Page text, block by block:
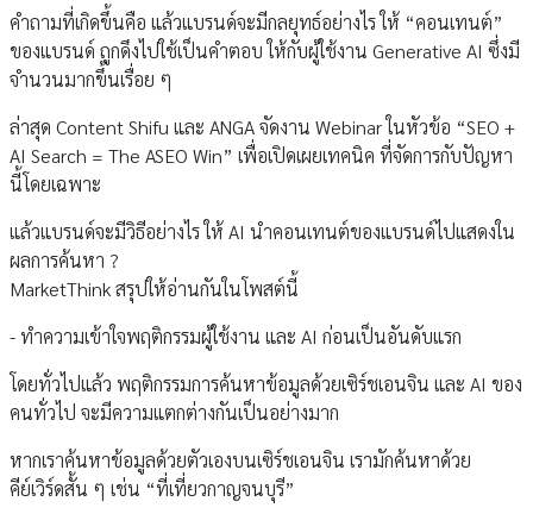
คำถามที่เกิดขึ้นคือ แล้วแบรนด์จะมีกลยุทธ์อย่างไร ให้ “คอนเทนต์”
ของแบรนด์ ถูกดึงไปใช้เป็นคำตอบ ให้กับผู้ใช้งาน Generative AI ซึ่งมี
จำนวนมากขึ้นเรื่อย ๆ
ล่าสุด Content Shifu และ ANGA จัดงาน Webinar ในหัวข้อ “SEO +
AI Search = The ASEO Win” เพื่อเปิดเผยเทคนิค ที่จัดการกับปัญหา
นี้โดยเฉพาะ
แล้วแบรนด์จะมีวิธีอย่างไร ให้ AI นำคอนเทนต์ของแบรนด์ไปแสดงใน
ผลการค้นหา ?
MarketThink สรุปให้อ่านกันในโพสต์นี้
- ทำความเข้าใจพฤติกรรมผู้ใช้งาน และ AI ก่อนเป็นอันดับแรก
โดยทั่วไปแล้ว พฤติกรรมการค้นหาข้อมูลด้วยเซิร์ชเอนจิน และ AI ของ
คนทั่วไป จะมีความแตกต่างกันเป็นอย่างมาก
หากเราค้นหาข้อมูลด้วยตัวเองบนเซิร์ชเอนจิน เรามักค้นหาด้วย
คีย์เวิร์ดสั้น ๆ เช่น “ที่เที่ยวกาญจนบุรี”